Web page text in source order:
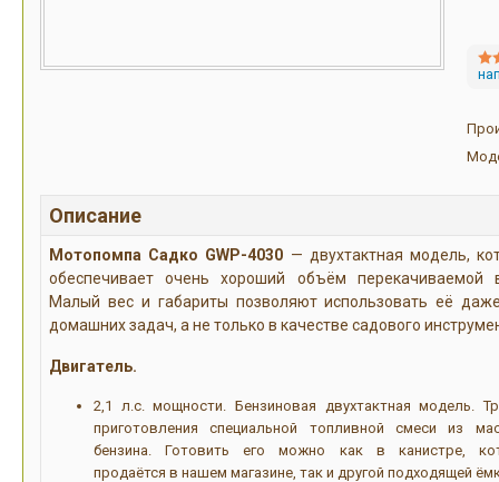
Описание
Мотопомпа Садко GWP-4030 — двухтактная модель,
обеспечивает очень хороший объём перекачиваемой
Малый вес и габариты позволяют использовать её
домашних задач, а не только в качестве садового
Двигатель.
2,1 л.с. мощности. Бензиновая двухтактная модель.
приготовления специальной топливной смеси из
бензина. Готовить его можно как в канистре,
продаётся в нашем магазине, так и другой подходящей